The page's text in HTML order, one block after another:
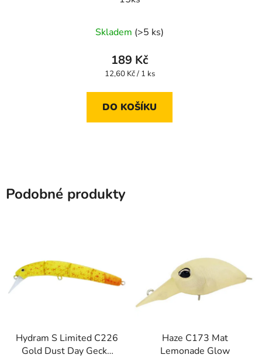
Skladem (>5 ks)
189 Kč
Měrná
12,60 Kč / 1 ks
DO KOŠÍKU
Podobné produkty
Hydram S Limited C226
Gold Dust Day Gecko
Haze C173 Mat
Lemonade Glow